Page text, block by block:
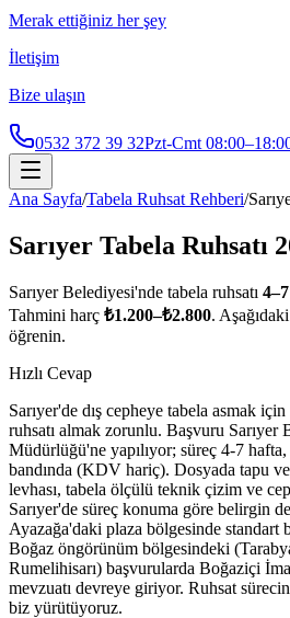
Merak ettiğiniz her şey
İletişim
Bize ulaşın
0532 372 39 32Pzt-Cmt
Ana Sayfa/Tabela Ruhsat Rehberi/
Sarıyer Tabela Ruhsatı
SarıyerBelediyesi'nde tabela ruhsatı 4–7
Tahmini harç ₺1.200–₺2.800.
öğrenin.
Hızlı Cevap
Sarıyer'de dış cepheye tabela asmak
ruhsatı almak zorunlu. Başvuru
Müdürlüğü'ne yapılıyor; süreç 4-7
bandında (KDV hariç). Dosyada tapu
levhası, tabela ölçülü teknik çizim ve
Sarıyer'de süreç konuma göre belirgin
Ayazağa'daki plaza bölgesinde standart
Boğaz öngörünüm bölgesindeki
Rumelihisarı) başvurularda Boğaziçi
mevzuatı devreye giriyor. Ruhsat
biz yürütüyoruz.